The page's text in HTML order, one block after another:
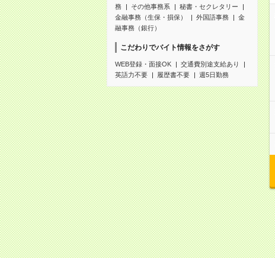
務
その他事務系
秘書・セクレタリー
金融事務（生保・損保）
外国語事務
金
融事務（銀行）
こだわりでバイト情報をさがす
WEB登録・面接OK
交通費別途支給あり
英語力不要
履歴書不要 週5日勤務